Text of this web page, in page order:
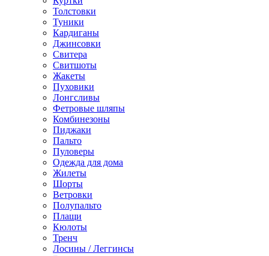
Толстовки
Туники
Кардиганы
Джинсовки
Свитера
Свитшоты
Жакеты
Пуховики
Лонгсливы
Фетровые шляпы
Комбинезоны
Пиджаки
Пальто
Пуловеры
Одежда для дома
Жилеты
Шорты
Ветровки
Полупальто
Плащи
Кюлоты
Тренч
Лосины / Леггинсы